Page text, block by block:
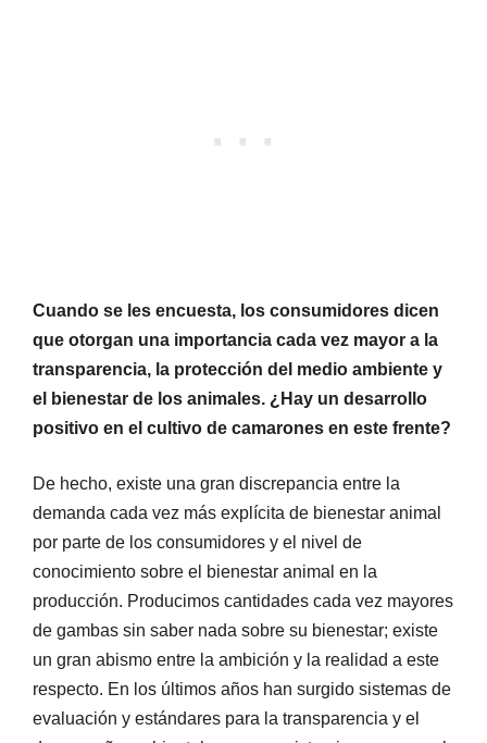
Cuando se les encuesta, los consumidores dicen
que otorgan una importancia cada vez mayor a la
transparencia, la protección del medio ambiente y
el bienestar de los animales. ¿Hay un desarrollo
positivo en el cultivo de camarones en este frente?
De hecho, existe una gran discrepancia entre la
demanda cada vez más explícita de bienestar animal
por parte de los consumidores y el nivel de
conocimiento sobre el bienestar animal en la
producción. Producimos cantidades cada vez mayores
de gambas sin saber nada sobre su bienestar; existe
un gran abismo entre la ambición y la realidad a este
respecto. En los últimos años han surgido sistemas de
evaluación y estándares para la transparencia y el